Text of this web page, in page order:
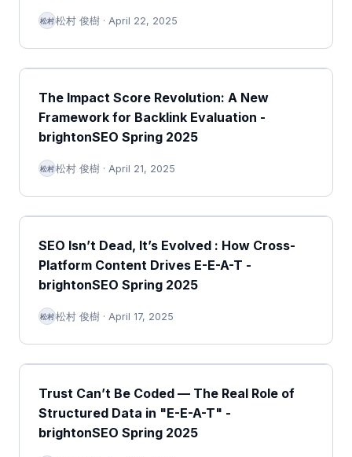
松村松村 俊樹 · April 22, 2025
The Impact Score Revolution: A New
Framework for Backlink Evaluation -
brightonSEO Spring 2025
松村松村 俊樹 · April 21, 2025
SEO Isn’t Dead, It’s Evolved : How Cross-
Platform Content Drives E-E-A-T -
brightonSEO Spring 2025
松村松村 俊樹 · April 17, 2025
Trust Can’t Be Coded — The Real Role of
Structured Data in "E-E-A-T" -
brightonSEO Spring 2025